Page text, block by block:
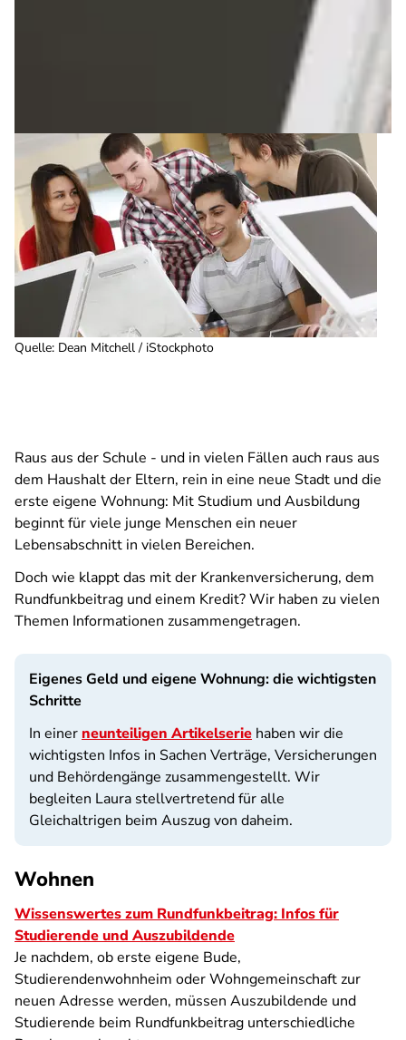
Quelle: Dean Mitchell / iStockphoto
Raus aus der Schule - und in vielen Fällen auch raus aus
dem Haushalt der Eltern, rein in eine neue Stadt und die
erste eigene Wohnung: Mit Studium und Ausbildung
beginnt für viele junge Menschen ein neuer
Lebensabschnitt in vielen Bereichen.
Doch wie klappt das mit der Krankenversicherung, dem
Rundfunkbeitrag und einem Kredit? Wir haben zu vielen
Themen Informationen zusammengetragen.
Eigenes Geld und eigene Wohnung: die wichtigsten
Schritte
In einer neunteiligen Artikelserie haben wir die
wichtigsten Infos in Sachen Verträge, Versicherungen
und Behördengänge zusammengestellt. Wir
begleiten Laura stellvertretend für alle
Gleichaltrigen beim Auszug von daheim.
Wohnen
Wissenswertes zum Rundfunkbeitrag: Infos für
Studierende und Auszubildende
Je nachdem, ob erste eigene Bude,
Studierendenwohnheim oder Wohngemeinschaft zur
neuen Adresse werden, müssen Auszubildende und
Studierende beim Rundfunkbeitrag unterschiedliche